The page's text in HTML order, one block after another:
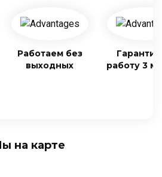
Работаем без
выходных
работу 3
на карте